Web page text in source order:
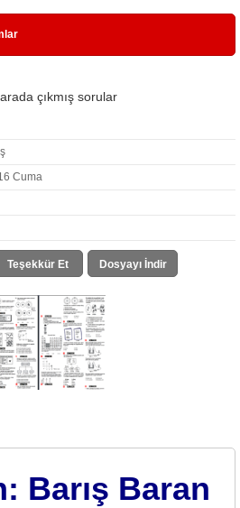
çıkmış sorular
Cuma
Teşekkür Et Dosyayı İndir
Barış Baran